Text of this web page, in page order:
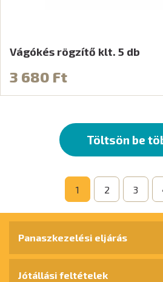
Vágókés rögzítő klt. 5 db
3 680 Ft
Töltsön be
1 2 3
Panaszkezelési eljárás
Jótállási feltételek